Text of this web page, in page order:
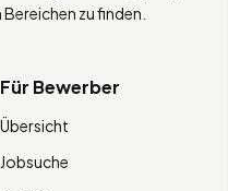
zu finden.
Für Bewerber
Übersicht
Jobsuche